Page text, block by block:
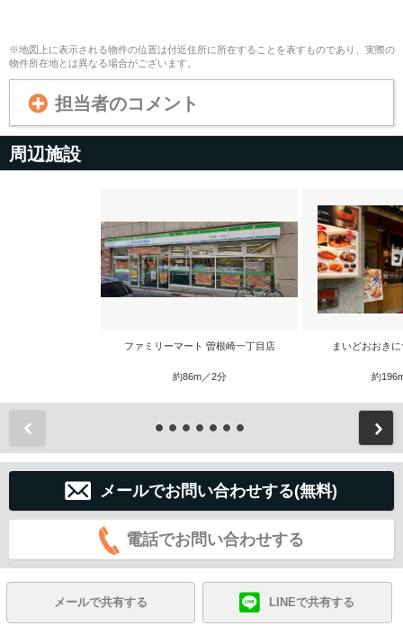
※地図上に表示される物件の位置は付近住所に所在することを表すものであり、実際の
物件所在地とは異なる場合がございます。
担当者のコメント
周辺施設
ファミリーマート 曽根崎一丁目店
約86m／2分
まいどおおき
約
メールでお問い合わせする(無料)
電話でお問い合わせする
メールで共有する LINEで共有する